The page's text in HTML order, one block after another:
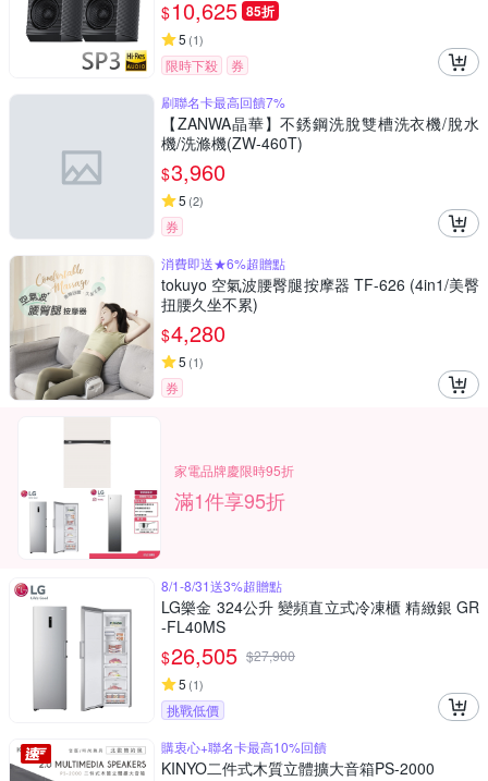
$10,625 85折
5 (1)
限時下殺
券
刷聯名卡最高回饋7%
【ZANWA晶華】不銹鋼洗脫雙槽洗衣機/脫水
機/洗滌機(ZW-460T)
$3,960
5 (2)
券
消費即送★6%超贈點
tokuyo 空氣波腰臀腿按摩器 TF-626 (4in1/美臀
扭腰久坐不累)
$4,280
5 (1)
券
家電品牌慶限時95折
滿1件享95折
8/1-8/31送3%超贈點
LG樂金 324公升 變頻直立式冷凍櫃 精緻銀 GR
-FL40MS
$26,505 $27,900
5 (1)
挑戰低價
購衷心+聯名卡最高10%回饋
KINYO二件式木質立體擴大音箱PS-2000